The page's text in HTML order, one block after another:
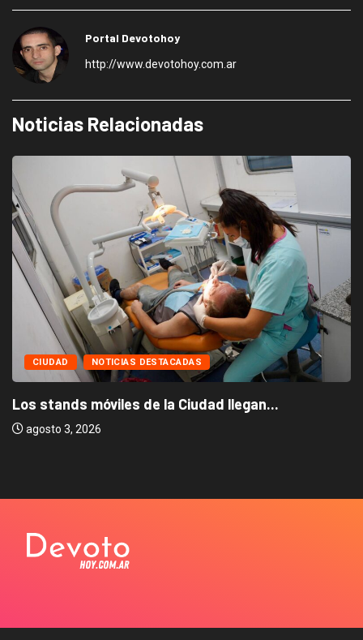
Portal Devotohoy
http://www.devotohoy.com.ar
Noticias Relacionadas
CIUDAD NOTICIAS DESTACADAS
Los stands móviles de la Ciudad llegan...
agosto 3, 2026